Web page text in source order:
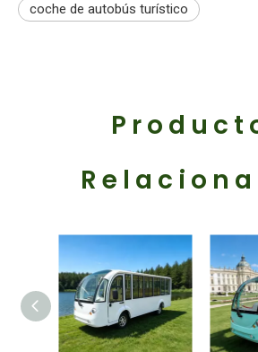
coche de autobús turístico